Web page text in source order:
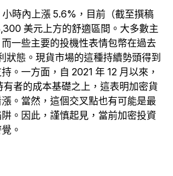
時內上漲 5.6%，目前（截至撰稿
美元上方的舒適區間。大多數主
一些主要的投機性表情包幣在過去
狀態。現貨市場的這種持續勢頭得到
。一方面，自 2021 年 12 月以來，
有者的成本基礎之上，這表明加密貨
。當然，這個交叉點也有可能是最
。因此，謹慎起見，當前加密投資
。